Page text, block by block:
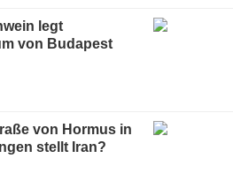
legt
von Budapest
von Hormus in
stellt Iran?